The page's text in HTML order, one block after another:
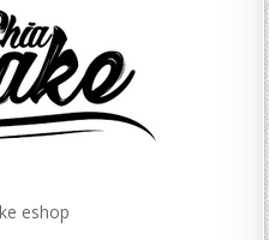
eshop